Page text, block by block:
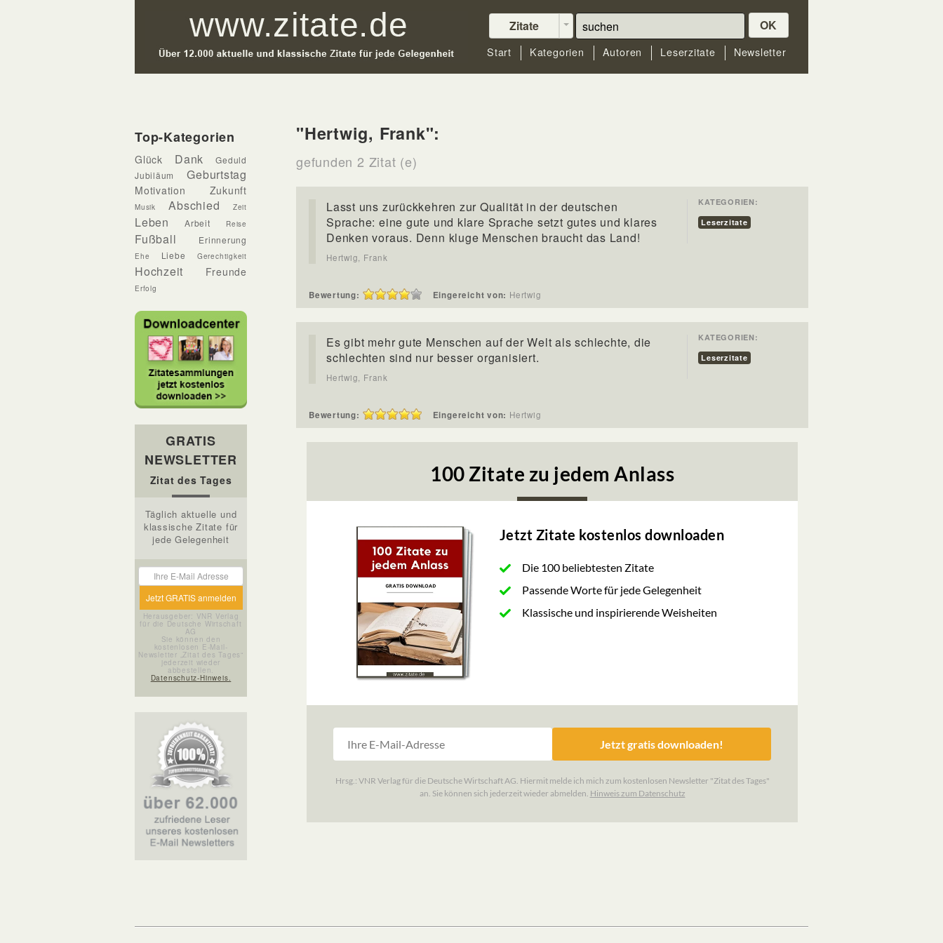
Zitate OK
Start Kategorien Autoren Leserzitate Newsletter
Top-Kategorien
Glück Dank
Geduld
Jubiläum
Geburtstag
Motivation Zukunft
Musik Abschied Zeit
Leben Arbeit Reise
Fußball Erinnerung
Ehe Liebe Gerechtigkeit
Hochzeit Freunde
Erfolg
GRATIS
NEWSLETTER
Zitat des Tages
Täglich aktuelle und
klassische Zitate für
jede Gelegenheit
Herausgeber: VNR Verlag
für die Deutsche Wirtschaft
AG
Sie können den
kostenlosen E-Mail-
Newsletter „Zitat des Tages“
jederzeit wieder
abbestellen.
Datenschutz-Hinweis.
"Hertwig, Frank":
gefunden 2 Zitat (e)
Lasst uns zurückkehren zur Qualität in der deutschen
Sprache: eine gute und klare Sprache setzt gutes und klares
Denken voraus. Denn kluge Menschen braucht das Land!
Hertwig, Frank
KATEGORIEN:
Leserzitate
Bewertung: Eingereicht von: Hertwig
Es gibt mehr gute Menschen auf der Welt als schlechte, die
schlechten sind nur besser organisiert.
Hertwig, Frank
KATEGORIEN:
Leserzitate
Bewertung: Eingereicht von: Hertwig